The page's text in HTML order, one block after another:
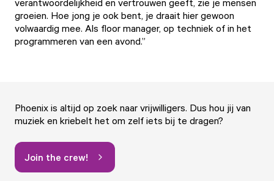
verantwoordelijkheid en vertrouwen geeft, zie je mensen
groeien. Hoe jong je ook bent, je draait hier gewoon
volwaardig mee. Als floor manager, op techniek of in het
programmeren van een avond.”
Phoenix is altijd op zoek naar vrijwilligers. Dus hou jij van
muziek en kriebelt het om zelf iets bij te dragen?
Join the crew!